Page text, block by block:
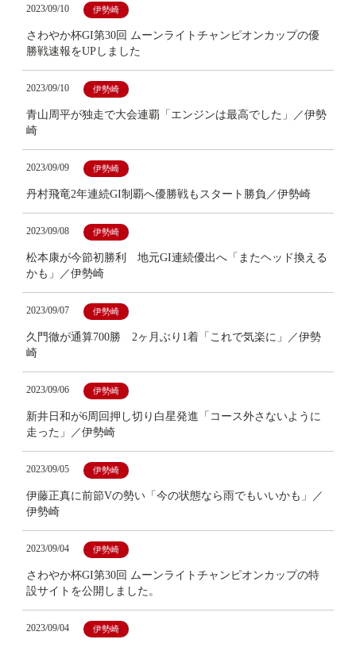
2023/09/10 伊勢崎
さわやか杯GI第30回 ムーンライトチャンピオンカップの優
勝戦速報をUPしました
2023/09/10 伊勢崎
青山周平が独走で大会連覇「エンジンは最高でした」／伊勢
崎
2023/09/09 伊勢崎
丹村飛竜2年連続GI制覇へ優勝戦もスタート勝負／伊勢崎
2023/09/08 伊勢崎
松本康が今節初勝利 地元GI連続優出へ「またヘッド換える
かも」／伊勢崎
2023/09/07 伊勢崎
久門徹が通算700勝 2ヶ月ぶり1着「これで気楽に」／伊勢
崎
2023/09/06 伊勢崎
新井日和が6周回押し切り白星発進「コース外さないように
走った」／伊勢崎
2023/09/05 伊勢崎
伊藤正真に前節Vの勢い「今の状態なら雨でもいいかも」／
伊勢崎
2023/09/04 伊勢崎
さわやか杯GI第30回 ムーンライトチャンピオンカップの特
設サイトを公開しました。
2023/09/04 伊勢崎